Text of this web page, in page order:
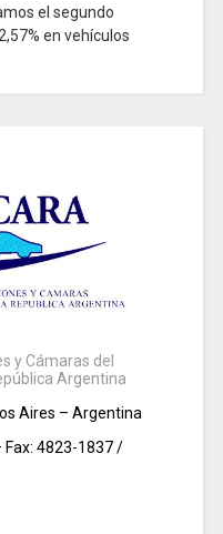
el segundo
en vehículos
y Cámaras del
Argentina
Aires – Argentina
4823-1837 /